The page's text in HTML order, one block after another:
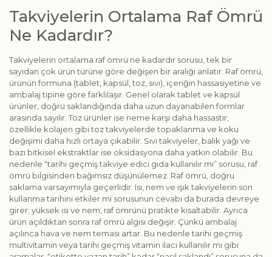
Takviyelerin Ortalama Raf Ömrü
Ne Kadardır?
Takviyelerin ortalama raf ömrü ne kadardır sorusu, tek bir
sayıdan çok ürün türüne göre değişen bir aralığı anlatır. Raf ömrü,
ürünün formuna (tablet, kapsül, toz, sıvı), içeriğin hassasiyetine ve
ambalaj tipine göre farklılaşır. Genel olarak tablet ve kapsül
ürünler, doğru saklandığında daha uzun dayanabilen formlar
arasında sayılır. Toz ürünler ise neme karşı daha hassastır;
özellikle kolajen gibi toz takviyelerde topaklanma ve koku
değişimi daha hızlı ortaya çıkabilir. Sıvı takviyeler, balık yağı ve
bazı bitkisel ekstraktlar ise oksidasyona daha yatkın olabilir. Bu
nedenle “tarihi geçmiş takviye edici gıda kullanılır mı” sorusu, raf
ömrü bilgisinden bağımsız düşünülemez. Raf ömrü, doğru
saklama varsayımıyla geçerlidir. Isı, nem ve ışık takviyelerin son
kullanma tarihini etkiler mi sorusunun cevabı da burada devreye
girer; yüksek ısı ve nem, raf ömrünü pratikte kısaltabilir. Ayrıca
ürün açıldıktan sonra raf ömrü algısı değişir. Çünkü ambalaj
açılınca hava ve nem teması artar. Bu nedenle tarihi geçmiş
multivitamin veya tarihi geçmiş vitamin ilacı kullanılır mı gibi